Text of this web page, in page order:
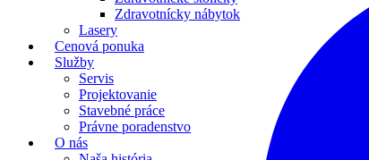
Zdravotnícky nábytok
Lasery
Cenová ponuka
Služby
Servis
Projektovanie
Stavebné práce
Právne poradenstvo
O nás